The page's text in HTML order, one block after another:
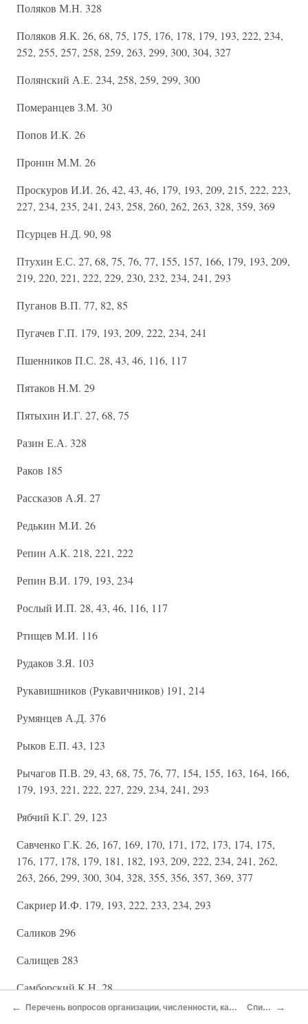
Поляков М.Н. 328
Поляков Я.К. 26, 68, 75, 175, 176, 178, 179, 193, 222, 234,
252, 255, 257, 258, 259, 263, 299, 300, 304, 327
Полянский А.Е. 234, 258, 259, 299, 300
Померанцев З.М. 30
Попов И.К. 26
Пронин М.М. 26
Проскуров И.И. 26, 42, 43, 46, 179, 193, 209, 215, 222, 223,
227, 234, 235, 241, 243, 258, 260, 262, 263, 328, 359, 369
Псурцев Н.Д. 90, 98
Птухин Е.С. 27, 68, 75, 76, 77, 155, 157, 166, 179, 193, 209,
219, 220, 221, 222, 229, 230, 232, 234, 241, 293
Пуганов В.П. 77, 82, 85
Пугачев Г.П. 179, 193, 209, 222, 234, 241
Пшенников П.С. 28, 43, 46, 116, 117
Пятаков Н.М. 29
Пятыхин И.Г. 27, 68, 75
Разин Е.А. 328
Раков 185
Рассказов А.Я. 27
Редькин М.И. 26
Репин А.К. 218, 221, 222
Репин В.И. 179, 193, 234
Рослый И.П. 28, 43, 46, 116, 117
Ртищев М.И. 116
Рудаков З.Я. 103
Рукавишников (Рукавичников) 191, 214
Румянцев А.Д. 376
Рыков Е.П. 43, 123
Рычагов П.В. 29, 43, 68, 75, 76, 77, 154, 155, 163, 164, 166,
179, 193, 221, 222, 227, 229, 234, 241, 293
Рябчий К.Г. 29, 123
Савченко Г.К. 26, 167, 169, 170, 171, 172, 173, 174, 175,
176, 177, 178, 179, 181, 182, 193, 209, 222, 234, 241, 262,
263, 266, 299, 300, 304, 328, 355, 356, 357, 369, 377
Сакриер И.Ф. 179, 193, 222, 233, 234, 293
Саликов 296
Салищев 283
Самборский К.Н. 28
Сафонов Б.М. 28
← Перечень вопросов организации, численности, кадров и вооружения Красной Армии, рассматриваемых на заседаниях Политбюро ЦК ВКП(б) за март 1940 г. — июнь 1941 г. Список сокращений →